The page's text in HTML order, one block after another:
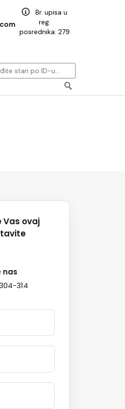
Br. upisa u
reg.
posrednika: 279
Vas ovaj
nas
314